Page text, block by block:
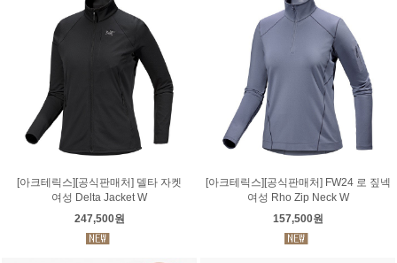
[아크테릭스][공식판매처] 델타 자켓
여성 Delta Jacket W
247,500원
[아크테릭스][공식판매처] FW24 로 짚넥
여성 Rho Zip Neck W
157,500원